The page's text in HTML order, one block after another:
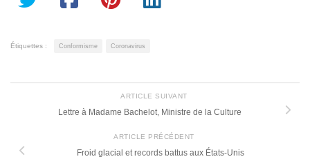
Étiquettes : Conformisme Coronavirus
ARTICLE SUIVANT
Lettre à Madame Bachelot, Ministre de la Culture
ARTICLE PRÉCÉDENT
Froid glacial et records battus aux États-Unis